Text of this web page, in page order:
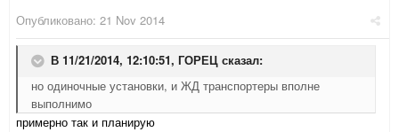
Опубликовано: 21 Nov 2014
В 11/21/2014, 12:10:51, ГОРЕЦ сказал:
но одиночные установки, и ЖД транспортеры вполне
выполнимо
примерно так и планирую